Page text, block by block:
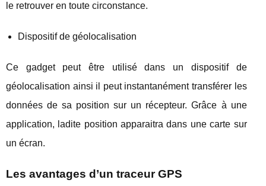
le retrouver en toute circonstance.
Dispositif de géolocalisation
Ce gadget peut être utilisé dans un dispositif de
géolocalisation ainsi il peut instantanément transférer les
données de sa position sur un récepteur. Grâce à une
application, ladite position apparaitra dans une carte sur
un écran.
Les avantages d’un traceur GPS